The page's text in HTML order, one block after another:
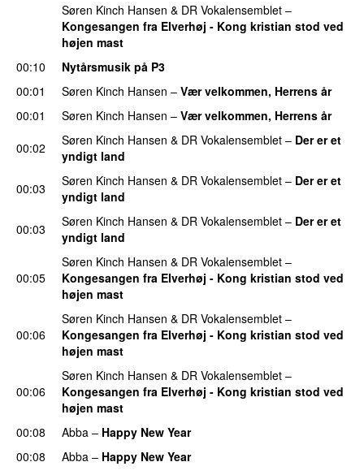
Søren Kinch Hansen & DR Vokalensemblet –
Kongesangen fra Elverhøj - Kong kristian stod ved
højen mast
00:10
Nytårsmusik på P3
00:01
Søren Kinch Hansen – Vær velkommen, Herrens år
00:01
Søren Kinch Hansen – Vær velkommen, Herrens år
00:02
Søren Kinch Hansen & DR Vokalensemblet – Der er et
yndigt land
00:03
Søren Kinch Hansen & DR Vokalensemblet – Der er et
yndigt land
00:03
Søren Kinch Hansen & DR Vokalensemblet – Der er et
yndigt land
00:05
Søren Kinch Hansen & DR Vokalensemblet –
Kongesangen fra Elverhøj - Kong kristian stod ved
højen mast
00:06
Søren Kinch Hansen & DR Vokalensemblet –
Kongesangen fra Elverhøj - Kong kristian stod ved
højen mast
00:06
Søren Kinch Hansen & DR Vokalensemblet –
Kongesangen fra Elverhøj - Kong kristian stod ved
højen mast
00:08
Abba – Happy New Year
00:08
Abba – Happy New Year